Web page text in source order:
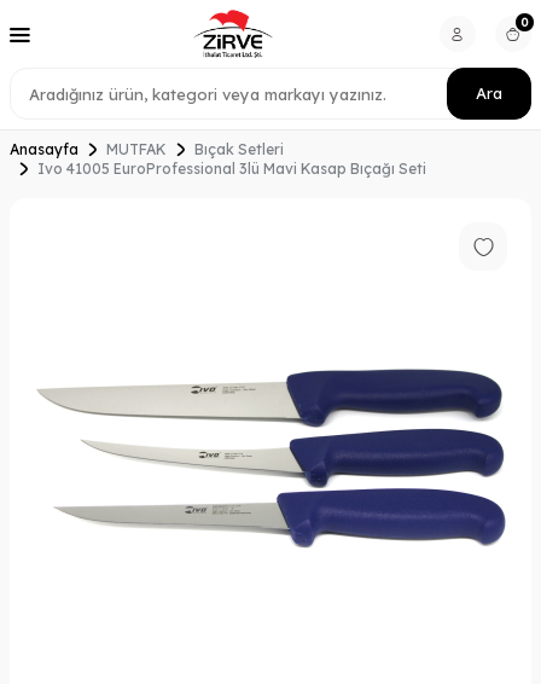
Ara
0
Anasayfa MUTFAK
Bıçak Setleri
Ivo 41005 EuroProfessional 3lü Mavi Kasap Bıçağı Seti